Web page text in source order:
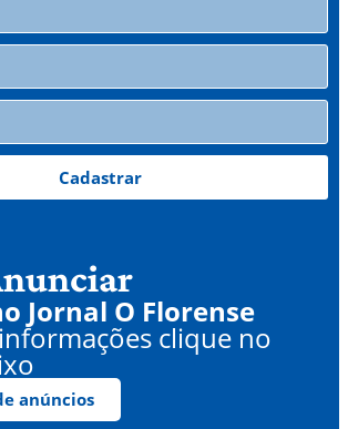
Cadastrar
Jornal O Florense
clique no
anúncios